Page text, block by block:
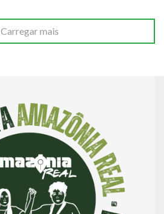
Carregar mais